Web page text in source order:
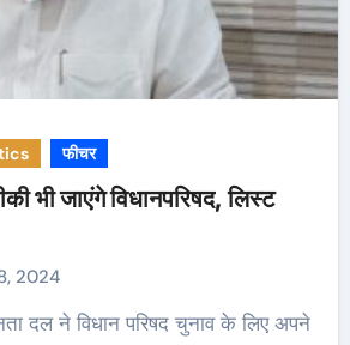
फीचर
भी जाएंगे विधानपरिषद, लिस्ट
2024